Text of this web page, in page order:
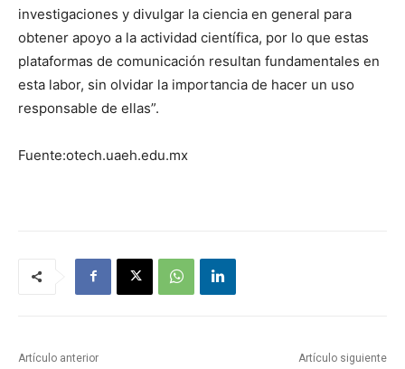
investigaciones y divulgar la ciencia en general para
obtener apoyo a la actividad científica, por lo que estas
plataformas de comunicación resultan fundamentales en
esta labor, sin olvidar la importancia de hacer un uso
responsable de ellas”.
Fuente:otech.uaeh.edu.mx
Artículo anterior Artículo siguiente